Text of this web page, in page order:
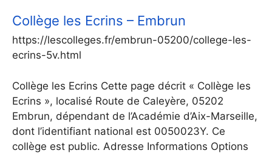
Collège les Ecrins – Embrun
https://lescolleges.fr/embrun-05200/college-les-
ecrins-5v.html
Collège les Ecrins Cette page décrit « Collège les
Ecrins », localisé Route de Caleyère, 05202
Embrun, dépendant de l’Académie d’Aix-Marseille,
dont l’identifiant national est 0050023Y. Ce
collège est public. Adresse Informations Options